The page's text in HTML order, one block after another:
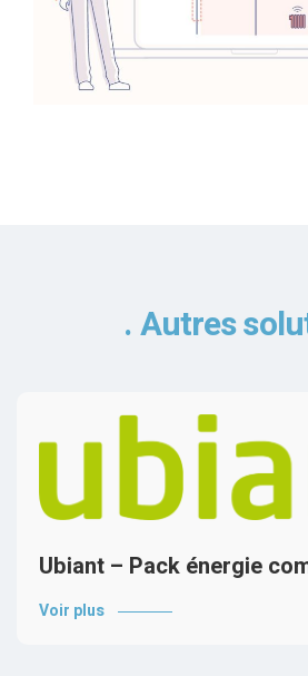
Autres
Ubiant – Pack énergie
Voir plus